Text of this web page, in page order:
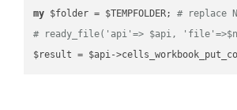
my $folder = $TEMPFOLDER; # replace
# ready_file('api'=> $api,
$result = $api-